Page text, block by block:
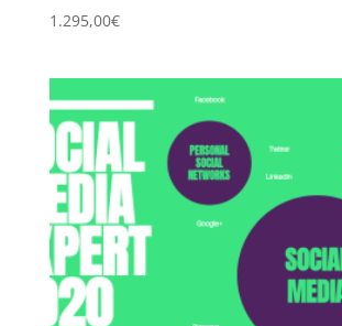
1.295,00€